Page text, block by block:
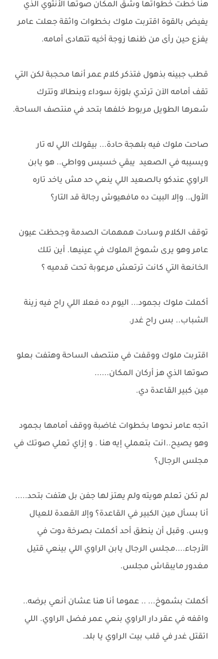
هنا خطت خطواتها وشق المكان صوتها الأنثوي الذي
يفيض بالقوة اقتربت ملوك بخطوات واثقة جعلت عامر
يفزع حين رأى من ظنها زوجة أخيه تتهادى أمامه.
قطب جبينه بذهول فتذكر كلام عمر أنها محجبة لكن التي
تقف أمامه الآن ترتدي بلوزة سوداء وبنطالا وتترك
شعرها الطويل مربوط خلفها بتحد في منتصف الساحة.
صاحت ملوك فيه بلهجة حادة... بيقولك اللي له تار
ويسيبه في الصعيد يبقي خسيس وواطي.. هو يابن
الراوي عندكو بالصعيد اللي ينعي حد مش ياخد تاره
الأول.. وإلا البيت ده مافهيوش رجالة قد التار؟
توقف الكلام وسادت همهمات الصدمة وجحظت عيون
عامر وهو يرى شموخ الملوك في عينيها. أين تلك
الخانعة التي كانت ترتعش مرعوبة تحت قدميه ؟
أكملت ملوك بجمود... اليوم ده فعلا اللي راح فيه زينة
الشباب.. بس راح غدر.
اقتربت ملوك ووقفت في منتصف الساحة وهتفت بعلو
صوتها الذي هز أركان المكان......
مين كبير القاعدة دي.
اتجه عامر نحوها بخطوات غاضبة ووقف أمامها بجمود
وهو يصيح..انت بتعملي إيه هنا . و إزاي تعلي صوتك في
مجلس الرجال؟
لم تكن تعلم هويته ولم يهتز لها جفن بل هتفت بتحد.....
أنا بسأل مين الكبير في القاعدة؟ وإلا القعدة للعيال
وبس. وقبل أن ينطق أحد أكملت بصرخة دوت في
الأرجاء....مجلس الرجال يابن الراوي اللي بينعي قتيل
مغدور مايبقاش مجلس.
أكملت بشموخ... .. عموما أنا هنا عشان أنعي برضه..
واقفه في عقر دار الراوي بنعي عمر فضل الراوي. اللي
اتقتل غدر في قلب بيت الراوي يا بلد.